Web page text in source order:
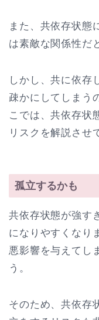
また、共依存状態
は素敵な関係性だ
しかし、共に依存
疎かにしてしまう
こでは、共依存状
リスクを解説させ
孤立するかも
共依存状態が強す
になりやすくなり
悪影響を与えてし
う。
そのため、共依存